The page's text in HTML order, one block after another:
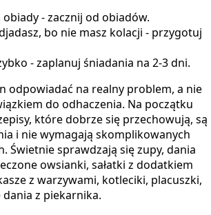
- zacznij od obiadów.
bo nie masz kolacji - przygotuj
- zaplanuj śniadania na 2-3 dni.
odpowiadać na realny problem, a nie
do odhaczenia. Na początku
które dobrze się przechowują, są
i nie wymagają skomplikowanych
Świetnie sprawdzają się zupy, dania
owsianki, sałatki z dodatkiem
z warzywami, kotleciki, placuszki,
z piekarnika.